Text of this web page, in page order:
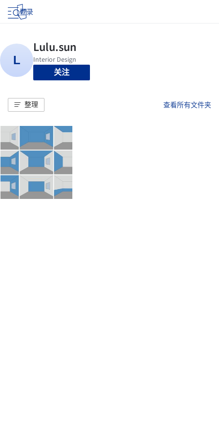
登录
关注
整理 查看所有文件夹